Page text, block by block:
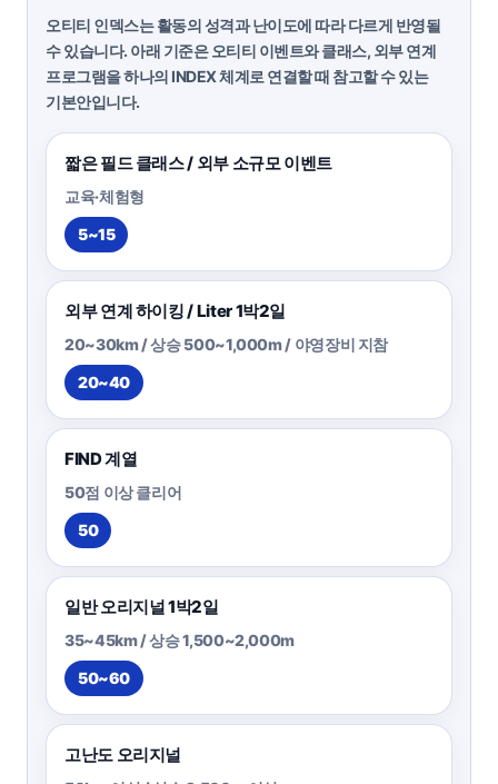
오티티 인덱스는 활동의 성격과 난이도에 따라 다르게 반영될
수 있습니다. 아래 기준은 오티티 이벤트와 클래스, 외부 연계
프로그램을 하나의 INDEX 체계로 연결할 때 참고할 수 있는
기본안입니다.
짧은 필드 클래스 / 외부 소규모 이벤트
교육·체험형
5~15
외부 연계 하이킹 / Liter 1박2일
20~30km / 상승 500~1,000m / 야영장비 지참
20~40
FIND 계열
50점 이상 클리어
50
일반 오리지널 1박2일
35~45km / 상승 1,500~2,000m
50~60
고난도 오리지널